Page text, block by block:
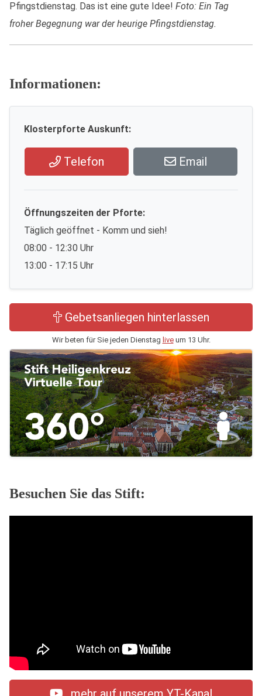
Pfingstdienstag. Das ist eine gute Idee! Foto: Ein Tag
froher Begegnung war der heurige Pfingstdienstag.
Informationen:
Klosterpforte Auskunft:
Telefon Email
Öffnungszeiten der Pforte:
Täglich geöffnet - Komm und sieh!
08:00 - 12:30 Uhr
13:00 - 17:15 Uhr
Gebetsanliegen hinterlassen
Wir beten für Sie jeden Dienstag liveum 13 Uhr.
Besuchen Sie das Stift: